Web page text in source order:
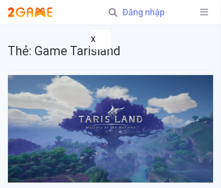
Đăng nhập
X
Thẻ: Game Tarisland